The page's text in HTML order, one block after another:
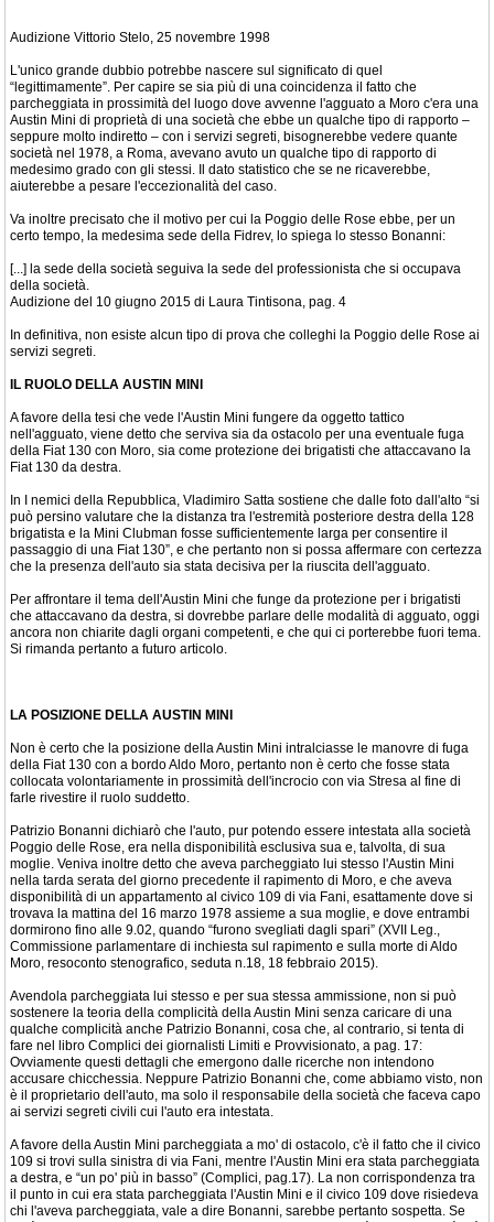
Audizione Vittorio Stelo, 25 novembre 1998
L'unico grande dubbio potrebbe nascere sul significato di quel
“legittimamente”. Per capire se sia più di una coincidenza il fatto che
parcheggiata in prossimità del luogo dove avvenne l'agguato a Moro c'era una
Austin Mini di proprietà di una società che ebbe un qualche tipo di rapporto –
seppure molto indiretto – con i servizi segreti, bisognerebbe vedere quante
società nel 1978, a Roma, avevano avuto un qualche tipo di rapporto di
medesimo grado con gli stessi. Il dato statistico che se ne ricaverebbe,
aiuterebbe a pesare l'eccezionalità del caso.
Va inoltre precisato che il motivo per cui la Poggio delle Rose ebbe, per un
certo tempo, la medesima sede della Fidrev, lo spiega lo stesso Bonanni:
[...] la sede della società seguiva la sede del professionista che si occupava
della società.
Audizione del 10 giugno 2015 di Laura Tintisona, pag. 4
In definitiva, non esiste alcun tipo di prova che colleghi la Poggio delle Rose ai
servizi segreti.
IL RUOLO DELLA AUSTIN MINI
A favore della tesi che vede l'Austin Mini fungere da oggetto tattico
nell'agguato, viene detto che serviva sia da ostacolo per una eventuale fuga
della Fiat 130 con Moro, sia come protezione dei brigatisti che attaccavano la
Fiat 130 da destra.
In I nemici della Repubblica, Vladimiro Satta sostiene che dalle foto dall'alto “si
può persino valutare che la distanza tra l'estremità posteriore destra della 128
brigatista e la Mini Clubman fosse sufficientemente larga per consentire il
passaggio di una Fiat 130”, e che pertanto non si possa affermare con certezza
che la presenza dell'auto sia stata decisiva per la riuscita dell'agguato.
Per affrontare il tema dell'Austin Mini che funge da protezione per i brigatisti
che attaccavano da destra, si dovrebbe parlare delle modalità di agguato, oggi
ancora non chiarite dagli organi competenti, e che qui ci porterebbe fuori tema.
Si rimanda pertanto a futuro articolo.
LA POSIZIONE DELLA AUSTIN MINI
Non è certo che la posizione della Austin Mini intralciasse le manovre di fuga
della Fiat 130 con a bordo Aldo Moro, pertanto non è certo che fosse stata
collocata volontariamente in prossimità dell'incrocio con via Stresa al fine di
farle rivestire il ruolo suddetto.
Patrizio Bonanni dichiarò che l'auto, pur potendo essere intestata alla società
Poggio delle Rose, era nella disponibilità esclusiva sua e, talvolta, di sua
moglie. Veniva inoltre detto che aveva parcheggiato lui stesso l'Austin Mini
nella tarda serata del giorno precedente il rapimento di Moro, e che aveva
disponibilità di un appartamento al civico 109 di via Fani, esattamente dove si
trovava la mattina del 16 marzo 1978 assieme a sua moglie, e dove entrambi
dormirono fino alle 9.02, quando “furono svegliati dagli spari” (XVII Leg.,
Commissione parlamentare di inchiesta sul rapimento e sulla morte di Aldo
Moro, resoconto stenografico, seduta n.18, 18 febbraio 2015).
Avendola parcheggiata lui stesso e per sua stessa ammissione, non si può
sostenere la teoria della complicità della Austin Mini senza caricare di una
qualche complicità anche Patrizio Bonanni, cosa che, al contrario, si tenta di
fare nel libro Complici dei giornalisti Limiti e Provvisionato, a pag. 17:
Ovviamente questi dettagli che emergono dalle ricerche non intendono
accusare chicchessia. Neppure Patrizio Bonanni che, come abbiamo visto, non
è il proprietario dell'auto, ma solo il responsabile della società che faceva capo
ai servizi segreti civili cui l'auto era intestata.
A favore della Austin Mini parcheggiata a mo' di ostacolo, c'è il fatto che il civico
109 si trovi sulla sinistra di via Fani, mentre l'Austin Mini era stata parcheggiata
a destra, e “un po' più in basso” (Complici, pag.17). La non corrispondenza tra
il punto in cui era stata parcheggiata l'Austin Mini e il civico 109 dove risiedeva
chi l'aveva parcheggiata, vale a dire Bonanni, sarebbe pertanto sospetta. Se